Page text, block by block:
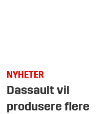
NYHETER
Dassault vil
produsere flere